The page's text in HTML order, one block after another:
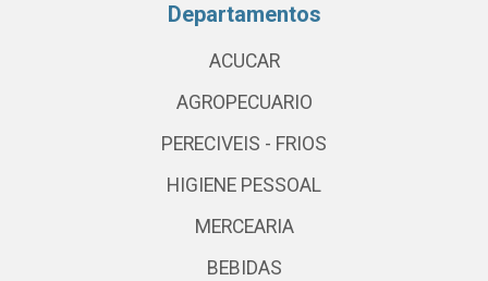
Departamentos
ACUCAR
AGROPECUARIO
PERECIVEIS - FRIOS
HIGIENE PESSOAL
MERCEARIA
BEBIDAS